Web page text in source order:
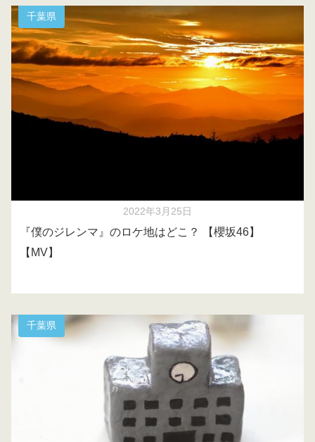
千葉県
2022年3月25日
『僕のジレンマ』のロケ地はどこ？ 【櫻坂46】
【MV】
千葉県